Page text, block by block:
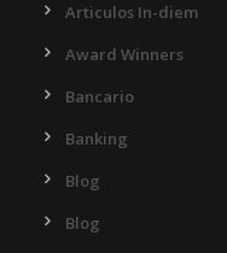
Articulos In-diem
Award Winners
Bancario
Banking
Blog
Blog